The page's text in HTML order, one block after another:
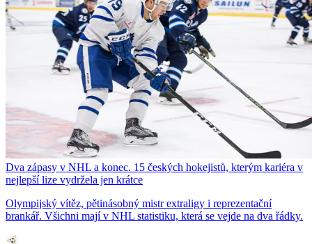
Dva zápasy v NHL a konec. 15 českých hokejistů, kterým kariéra v
nejlepší lize vydržela jen krátce
Olympijský vítěz, pětinásobný mistr extraligy i reprezentační
brankář. Všichni mají v NHL statistiku, která se vejde na dva řádky.